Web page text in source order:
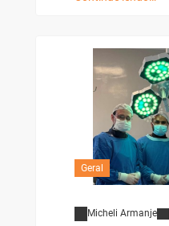
Geral
Micheli Armanje